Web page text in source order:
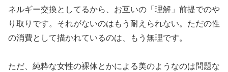
ネルギー交換としてるから、お互いの「理解」前提でのや
り取りです。それがないのはもう耐えられない。ただの性
の消費として描かれているのは、もう無理です。
ただ、純粋な女性の裸体とかによる美のようなのは問題な